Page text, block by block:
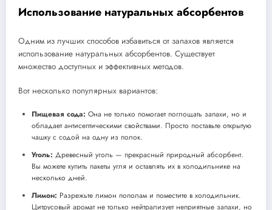
Использование натуральных абсорбентов
Одним из лучших способов избавиться от запахов является
использование натуральных абсорбентов. Существует
множество доступных и эффективных методов.
Вот несколько популярных вариантов:
Пищевая сода: Она не только помогает поглощать запахи, но и
обладает антисептическими свойствами. Просто поставьте открытую
чашку с содой на одну из полок.
Уголь: Древесный уголь — прекрасный природный абсорбент.
Вы можете купить пакеты угля и оставлять их в холодильнике на
несколько дней.
Лимон: Разрежьте лимон пополам и поместите в холодильник.
Цитрусовый аромат не только нейтрализует неприятные запахи, но